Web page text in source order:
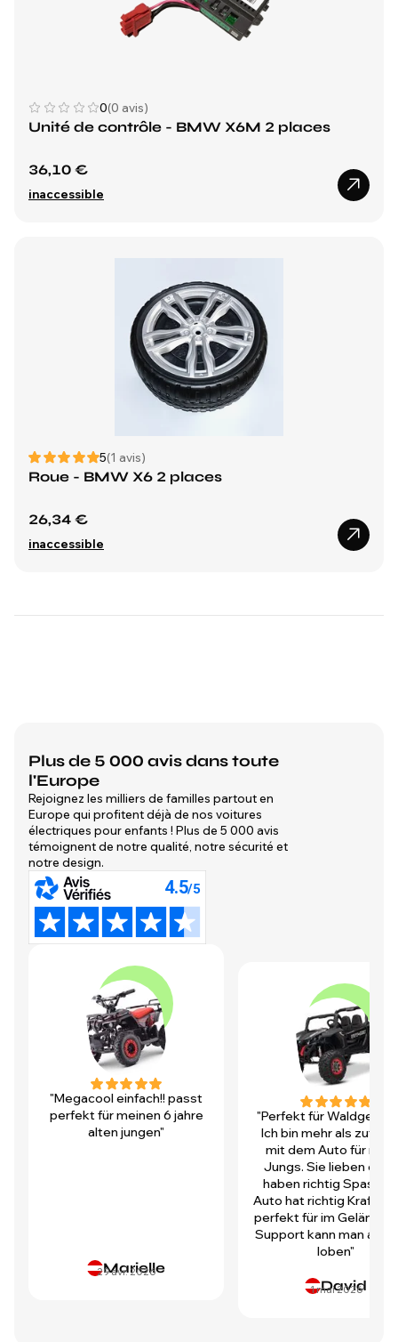
0(0 avis)
Unité de contrôle - BMW X6M 2 places
36,10 €
inaccessible
5(1 avis)
Roue - BMW X6 2 places
26,34 €
inaccessible
Plus de 5 000 avis dans toute
l'Europe
Rejoignez les milliers de familles partout en
Europe qui profitent déjà de nos voitures
électriques pour enfants ! Plus de 5 000 avis
témoignent de notre qualité, notre sécurité et
notre design.
"Megacool einfach!! passt
perfekt für meinen 6 jahre
alten jungen"
Marielle
29 avr. 2026
"Perfekt für
Ich bin mehr als
mit dem Auto für
Jungs. Sie lieben es
haben richtig Spass!
Auto hat richtig Kraft
perfekt für im Gelände.
Support kann man auch
loben"
David
1 mai 2026